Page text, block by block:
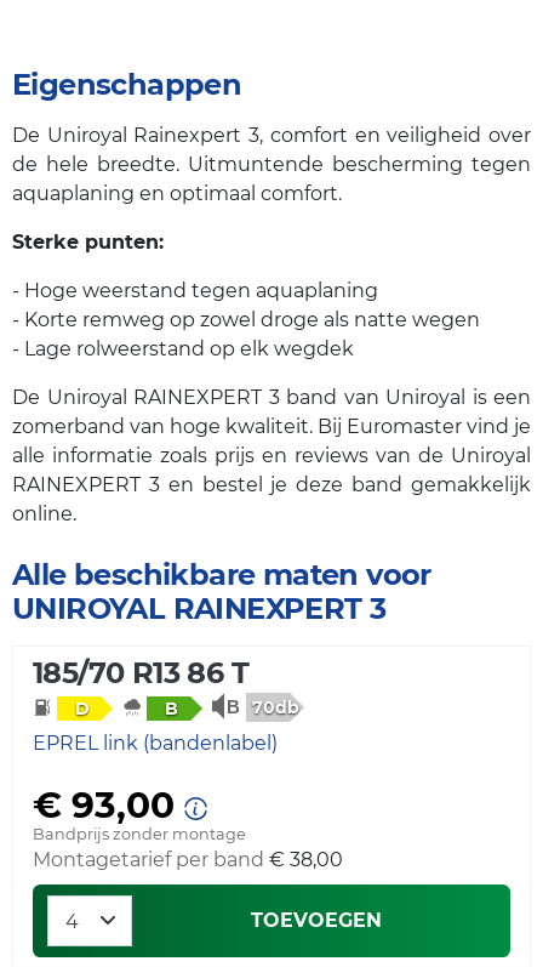
Eigenschappen
De Uniroyal Rainexpert 3, comfort en veiligheid over
de hele breedte. Uitmuntende bescherming tegen
aquaplaning en optimaal comfort.
Sterke punten:
- Hoge weerstand tegen aquaplaning
- Korte remweg op zowel droge als natte wegen
- Lage rolweerstand op elk wegdek
De Uniroyal RAINEXPERT 3 band van Uniroyal is een
zomerband van hoge kwaliteit. Bij Euromaster vind je
alle informatie zoals prijs en reviews van de Uniroyal
RAINEXPERT 3 en bestel je deze band gemakkelijk
online.
Alle beschikbare maten voor
UNIROYAL RAINEXPERT 3
185/70 R13 86 T
D B 70db
EPREL link (bandenlabel)
€ 93,00
Bandprijs zonder montage
Montagetarief per band € 38,00
TOEVOEGEN